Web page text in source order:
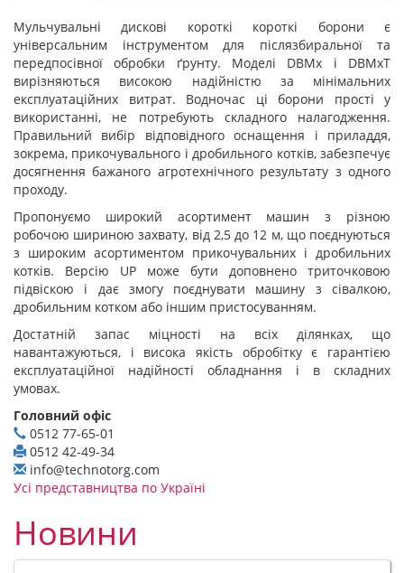
Мульчувальні дискові короткі короткі борони є
універсальним інструментом для післязбиральної та
передпосівної обробки ґрунту. Моделі DBMx і DBMxT
вирізняються високою надійністю за мінімальних
експлуатаційних витрат. Водночас ці борони прості у
використанні, не потребують складного налагодження.
Правильний вибір відповідного оснащення і приладдя,
зокрема, прикочувального і дробильного котків, забезпечує
досягнення бажаного агротехнічного результату з одного
проходу.
Пропонуємо широкий асортимент машин з різною
робочою шириною захвату, від 2,5 до 12 м, що поєднуються
з широким асортиментом прикочувальних і дробильних
котків. Версію UP може бути доповнено триточковою
підвіскою і дає змогу поєднувати машину з сівалкою,
дробильним котком або іншим пристосуванням.
Достатній запас міцності на всіх ділянках, що
навантажуються, і висока якість обробітку є гарантією
експлуатаційної надійності обладнання і в складних
умовах.
Головний офіс
0512 77-65-01
0512 42-49-34
info@technotorg.com
Усі представництва по Україні
Новини